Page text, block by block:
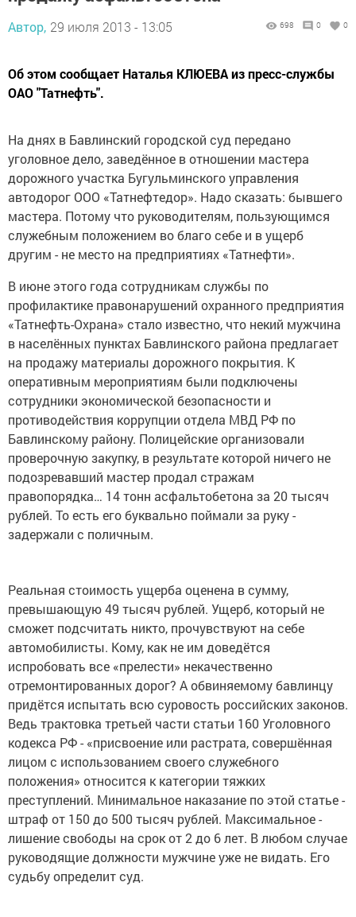
Автор, 29 июля 2013 - 13:05 698 0 0
Об этом сообщает Наталья КЛЮЕВА из пресс-службы
ОАО "Татнефть".
На днях в Бавлинский городской суд передано
уголовное дело, заведённое в отношении мастера
дорожного участка Бугульминского управления
автодорог ООО «Татнефтедор». Надо сказать: бывшего
мастера. Потому что руководителям, пользующимся
служебным положением во благо себе и в ущерб
другим - не место на предприятиях «Татнефти».
В июне этого года сотрудникам службы по
профилактике правонарушений охранного предприятия
«Татнефть-Охрана» стало известно, что некий мужчина
в населённых пунктах Бавлинского района предлагает
на продажу материалы дорожного покрытия. К
оперативным мероприятиям были подключены
сотрудники экономической безопасности и
противодействия коррупции отдела МВД РФ по
Бавлинскому району. Полицейские организовали
проверочную закупку, в результате которой ничего не
подозревавший мастер продал стражам
правопорядка… 14 тонн асфальтобетона за 20 тысяч
рублей. То есть его буквально поймали за руку -
задержали с поличным.
Реальная стоимость ущерба оценена в сумму,
превышающую 49 тысяч рублей. Ущерб, который не
сможет подсчитать никто, прочувствуют на себе
автомобилисты. Кому, как не им доведётся
испробовать все «прелести» некачественно
отремонтированных дорог? А обвиняемому бавлинцу
придётся испытать всю суровость российских законов.
Ведь трактовка третьей части статьи 160 Уголовного
кодекса РФ - «присвоение или растрата, совершённая
лицом с использованием своего служебного
положения» относится к категории тяжких
преступлений. Минимальное наказание по этой статье -
штраф от 150 до 500 тысяч рублей. Максимальное -
лишение свободы на срок от 2 до 6 лет. В любом случае
руководящие должности мужчине уже не видать. Его
судьбу определит суд.